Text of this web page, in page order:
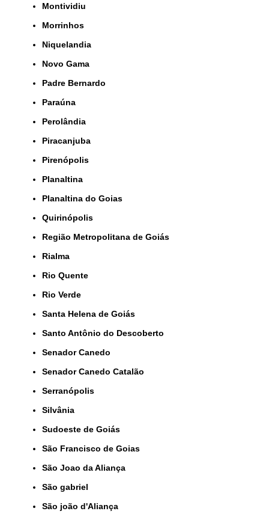
Montividiu
Morrinhos
Niquelandia
Novo Gama
Padre Bernardo
Paraúna
Perolândia
Piracanjuba
Pirenópolis
Planaltina
Planaltina do Goias
Quirinópolis
Região Metropolitana de Goiás
Rialma
Rio Quente
Rio Verde
Santa Helena de Goiás
Santo Antônio do Descoberto
Senador Canedo
Senador Canedo Catalão
Serranópolis
Silvânia
Sudoeste de Goiás
São Francisco de Goias
São Joao da Aliança
São gabriel
São joão d'Aliança